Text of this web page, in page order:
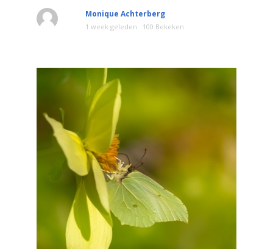
Monique Achterberg
1 week geleden 100 Bekeken